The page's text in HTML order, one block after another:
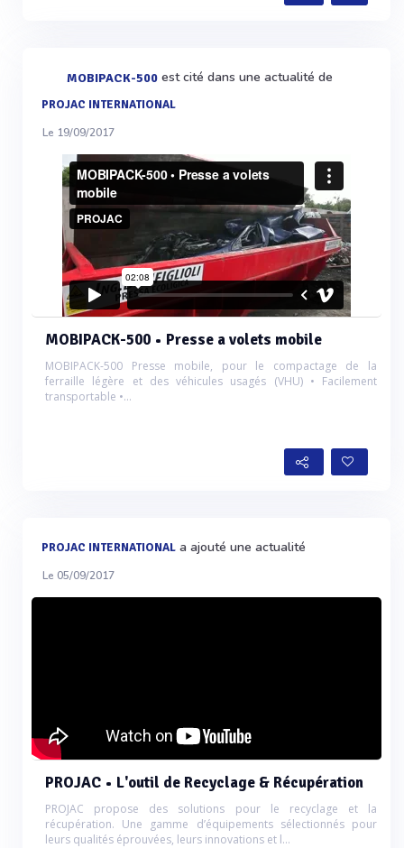
MOBIPACK-500 est cité dans une actualité de
PROJAC INTERNATIONAL
Le 19/09/2017
MOBIPACK-500 • Presse a volets mobile
MOBIPACK-500 Presse mobile, pour le compactage de la
ferraille légère et des véhicules usagés (VHU) • Facilement
transportable •…
PROJAC INTERNATIONAL a ajouté une actualité
Le 05/09/2017
PROJAC • L'outil de Recyclage & Récupération
PROJAC propose des solutions pour le recyclage et la
récupération. Une gamme d’équipements sélectionnés pour
leurs qualités éprouvées, leurs innovations et l...